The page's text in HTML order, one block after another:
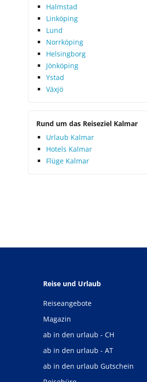
Halmstad
Linköping
Lund
Norrköping
Helsingborg
Jönköping
Ystad
Växjö
Rund um das Reiseziel Kalmar
Urlaub Kalmar
Hotels Kalmar
Flüge Kalmar
Reise und Urlaub
Reiseangebote
Magazin
ab in den urlaub - CH
ab in den urlaub - AT
ab in den urlaub Gutschein